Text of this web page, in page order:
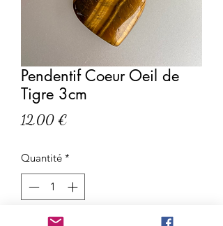
Pendentif Coeur Oeil de
Tigre 3cm
12,00 €
Quantité *